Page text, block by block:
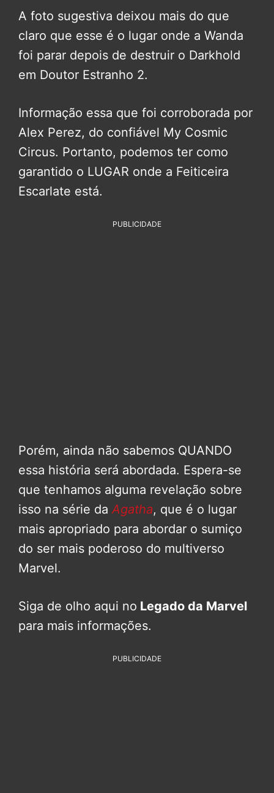
A foto sugestiva deixou mais do que
claro que esse é o lugar onde a Wanda
foi parar depois de destruir o Darkhold
em Doutor Estranho 2.
Informação essa que foi corroborada por
Alex Perez, do confiável My Cosmic
Circus. Portanto, podemos ter como
garantido o LUGAR onde a Feiticeira
Escarlate está.
PUBLICIDADE
Porém, ainda não sabemos QUANDO
essa história será abordada. Espera-se
que tenhamos alguma revelação sobre
isso na série da Agatha, que é o lugar
mais apropriado para abordar o sumiço
do ser mais poderoso do multiverso
Marvel.
Siga de olho aqui no Legado da Marvel
para mais informações.
PUBLICIDADE